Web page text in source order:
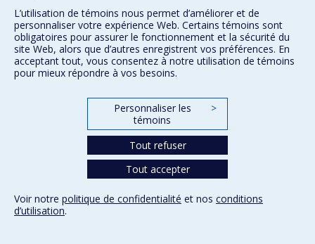
L’utilisation de témoins nous permet d’améliorer et de
personnaliser votre expérience Web. Certains témoins sont
obligatoires pour assurer le fonctionnement et la sécurité du
site Web, alors que d’autres enregistrent vos préférences. En
acceptant tout, vous consentez à notre utilisation de témoins
pour mieux répondre à vos besoins.
Personnaliser les
témoins
>
Tout refuser
Tout accepter
Voir notre politique de confidentialité et nos conditions
d’utilisation.